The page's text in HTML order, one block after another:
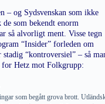
– og Sydsvenskan som ikke
som bekendt enorm
så alvorligt ment. Visse tegn
“Insider” forleden om
“kontroversiel” – så
for Hetz mot Folkgrupp:
som begått grova brott.